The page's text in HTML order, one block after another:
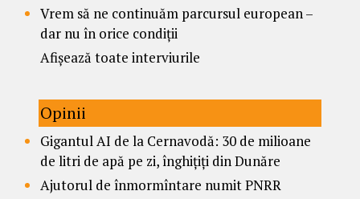
Vrem să ne continuăm parcursul european –
dar nu în orice condiții
Afișează toate interviurile
Opinii
Gigantul AI de la Cernavodă: 30 de milioane
de litri de apă pe zi, înghițiți din Dunăre
Ajutorul de înmormîntare numit PNRR